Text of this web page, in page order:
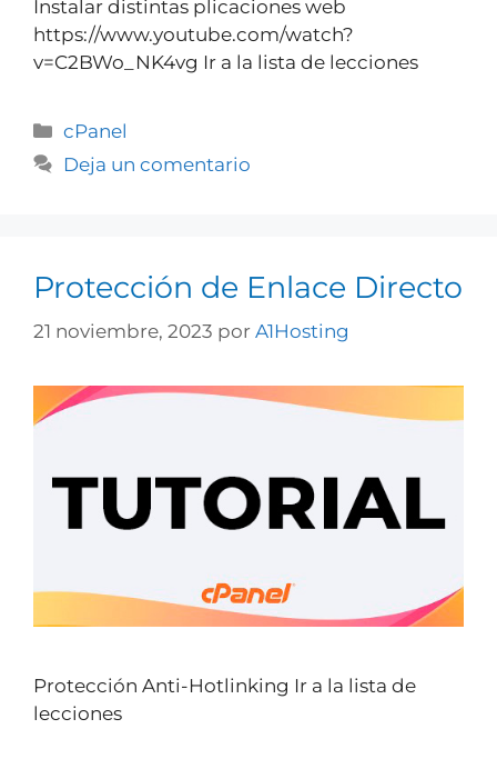
Instalar distintas plicaciones web
https://www.youtube.com/watch?
v=C2BWo_NK4vg Ir a la lista de lecciones
cPanel
Deja un comentario
Protección de Enlace Directo
21 noviembre, 2023 por A1Hosting
Protección Anti-Hotlinking Ir a la lista de
lecciones